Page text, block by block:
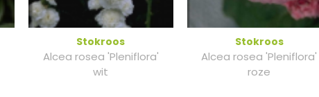
Stokroos
Alcea rosea 'Pleniflora'
wit
Stokroos
Alcea rosea 'Pleniflora'
roze